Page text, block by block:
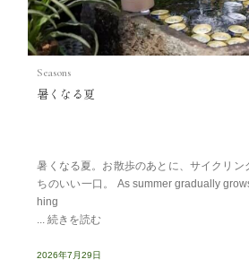
Seasons
暑くなる夏
暑くなる夏。お散歩のあとに、サイクリン
ちのいい一口。 As summer gradually
hing
2026年7月29日